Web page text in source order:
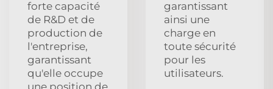
forte capacité
de R&D et de
production de
l'entreprise,
garantissant
qu'elle occupe
une position de
garantissant
ainsi une
charge en
toute sécurité
pour les
utilisateurs.